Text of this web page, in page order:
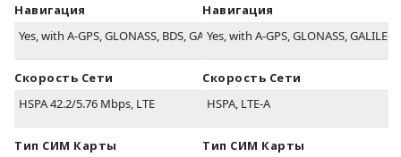
Навигация
Yes, with A-GPS, GLONASS, BDS, GALILEO
Скорость Сети
HSPA 42.2/5.76 Mbps, LTE
Тип СИМ Карты
Навигация
Yes, with A-GPS, GLONASS, GALILEO,
Скорость Сети
HSPA, LTE-A
Тип СИМ Карты